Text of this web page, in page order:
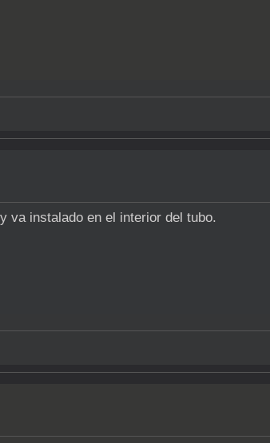
va instalado en el interior del tubo.